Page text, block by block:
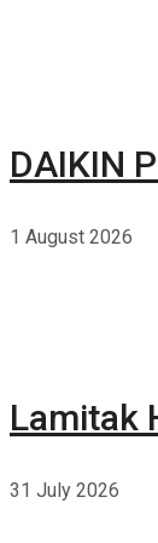
DAIKIN
1 August 2026
Lamitak
31 July 2026